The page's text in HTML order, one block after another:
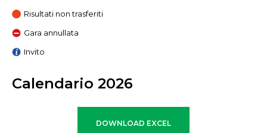
Risultati non trasferiti
Gara annullata
Invito
Calendario 2026